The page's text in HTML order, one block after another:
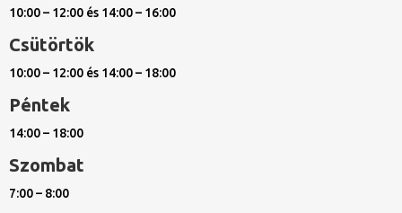
10:00 – 12:00 és 14:00 – 16:00
Csütörtök
10:00 – 12:00 és 14:00 – 18:00
Péntek
14:00 – 18:00
Szombat
7:00 – 8:00